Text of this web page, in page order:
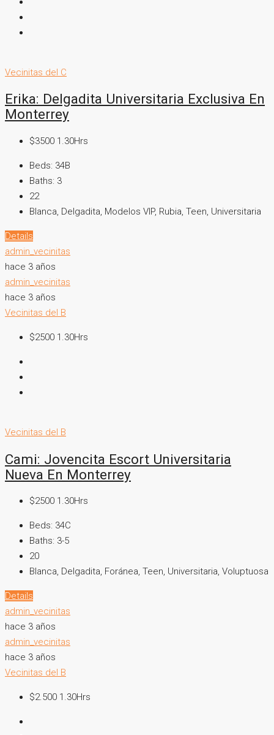
Vecinitas del C
Erika: Delgadita Universitaria Exclusiva En
Monterrey
$3500 1.30Hrs
Beds: 34B
Baths: 3
22
Blanca, Delgadita, Modelos VIP, Rubia, Teen, Universitaria
Details
admin_vecinitas
hace 3 años
admin_vecinitas
hace 3 años
Vecinitas del B
$2500 1.30Hrs
Vecinitas del B
Cami: Jovencita Escort Universitaria
Nueva En Monterrey
$2500 1.30Hrs
Beds: 34C
Baths: 3-5
20
Blanca, Delgadita, Foránea, Teen, Universitaria, Voluptuosa
Details
admin_vecinitas
hace 3 años
admin_vecinitas
hace 3 años
Vecinitas del B
$2.500 1.30Hrs